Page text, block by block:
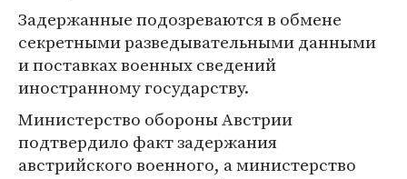
Задержанные подозреваются в обмене
секретными разведывательными данными
и поставках военных сведений
иностранному государству.
Министерство обороны Австрии
подтвердило факт задержания
австрийского военного, а министерство